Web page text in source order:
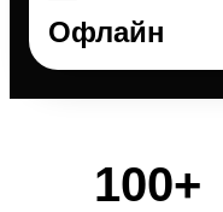
Офлайн
100+